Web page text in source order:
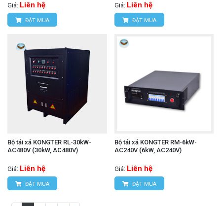
Giá: Liên hệ
ĐẶT MUA
Giá: Liên hệ
ĐẶT MUA
Bộ tải xả KONGTER RL-30kW-
AC480V (30kW, AC480V)
Giá: Liên hệ
ĐẶT MUA
Bộ tải xả KONGTER RM-6kW-
AC240V (6kW, AC240V)
Giá: Liên hệ
ĐẶT MUA